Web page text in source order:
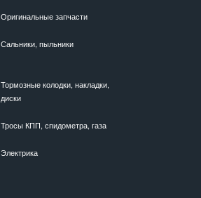
Оригинальные запчасти
Сальники, пыльники
Тормозные колодки, накладки,
диски
Тросы КПП, спидометра, газа
Электрика